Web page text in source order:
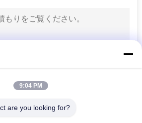
ペイント
シ
9:04 PM
are you looking for?